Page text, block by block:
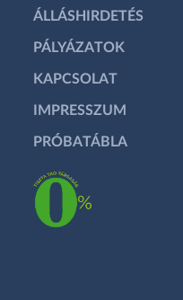
ÁLLÁSHIRDETÉS
PÁLYÁZATOK
KAPCSOLAT
IMPRESSZUM
PRÓBATÁBLA